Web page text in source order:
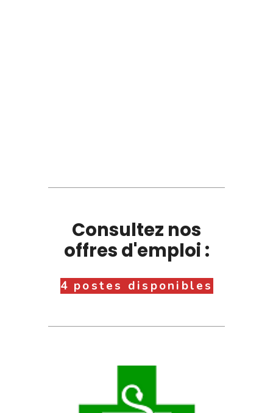
Consultez nos
offres d'emploi :
4 postes disponibles